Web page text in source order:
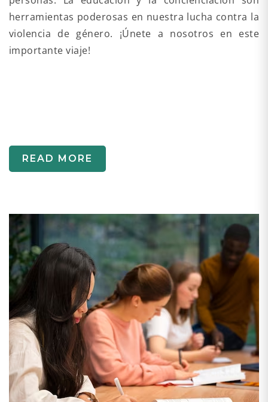
herramientas poderosas en nuestra lucha contra la
violencia de género. ¡Únete a nosotros en este
importante viaje!
READ MORE